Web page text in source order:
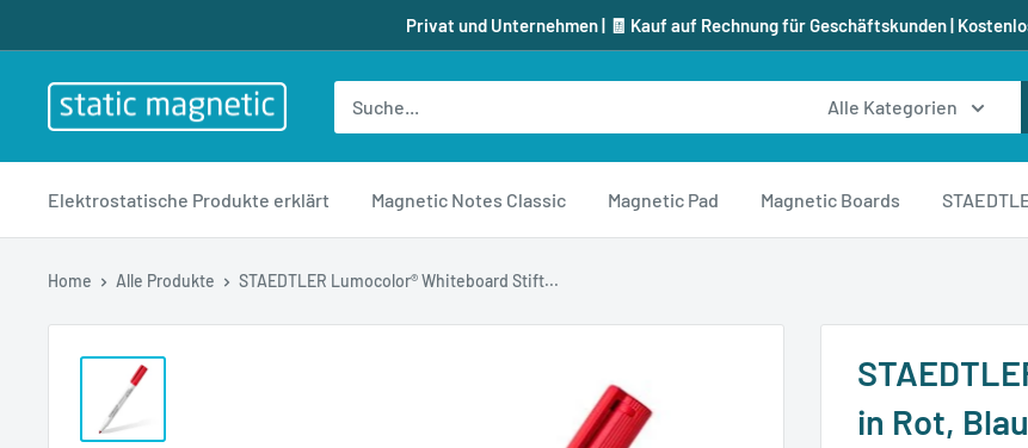
zum
Privat und Unternehmen | 🧾 Kauf auf Rechnung für Geschäftskunden |
staticmagnetic.de Alle Kategorien
Elektrostatische Produkte erklärt Magnetic Notes Classic Magnetic Pad Magnetic Boards
Home Alle Produkte STAEDTLER Lumocolor® Whiteboard Stift...
in Rot,